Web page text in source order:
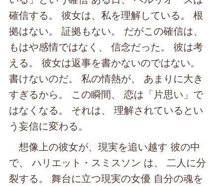
確信する。 彼女は、私を理解している。 根
拠はない。 証拠もない。 だがこの確信は、
もはや感情ではなく、 信念だった。 彼は考
える。 彼女は返事を書かないのではない。
書けないのだ。 私の情熱が、 あまりに大き
すぎるから。 この瞬間、 恋は「片思い」で
はなくなる。 それは、 理解されているとい
う妄信に変わる。
想像上の彼女が、現実を追い越す 彼の中
で、 ハリエット・スミスソン は、 二人に分
裂する。 舞台に立つ現実の女優 自分の魂を